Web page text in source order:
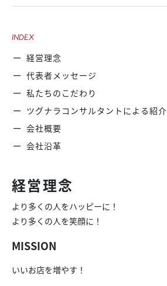
INDEX
経営理念
代表者メッセージ
私たちのこだわり
ツグナラコンサルタントによる紹介
会社概要
会社沿革
経営理念
より多くの人をハッピーに！
より多くの人を笑顔に！
MISSION
いいお店を増やす！